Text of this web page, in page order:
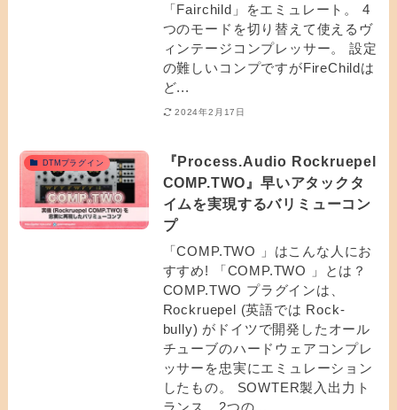
「Fairchild」をエミュレート。 4
つのモードを切り替えて使えるヴ
ィンテージコンプレッサー。 設定
の難しいコンプですがFireChildは
ど...
2024年2月17日
DTMプラグイン
『Process.Audio Rockruepel
COMP.TWO』早いアタックタ
イムを実現するバリミューコン
プ
「COMP.TWO 」はこんな人にお
すすめ! 「COMP.TWO 」とは？
COMP.TWO プラグインは、
Rockruepel (英語では Rock-
bully) がドイツで開発したオール
チューブのハードウェアコンプレ
ッサーを忠実にエミュレーション
したもの。 SOWTER製入出力ト